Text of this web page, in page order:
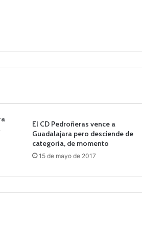
El CD Pedroñeras vence a
Guadalajara pero desciende de
categoría, de momento
15 de mayo de 2017